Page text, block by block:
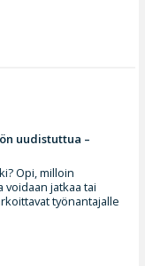
uudistuttua –
Opi, milloin
jatkaa tai
työnantajalle